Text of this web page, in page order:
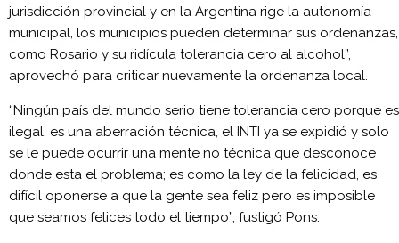
jurisdicción provincial y en la Argentina rige la autonomía
municipal, los municipios pueden determinar sus ordenanzas,
como Rosario y su ridícula tolerancia cero al alcohol”,
aprovechó para criticar nuevamente la ordenanza local.
“Ningún país del mundo serio tiene tolerancia cero porque es
ilegal, es una aberración técnica, el INTI ya se expidió y solo
se le puede ocurrir una mente no técnica que desconoce
donde esta el problema; es como la ley de la felicidad, es
difícil oponerse a que la gente sea feliz pero es imposible
que seamos felices todo el tiempo”, fustigó Pons.